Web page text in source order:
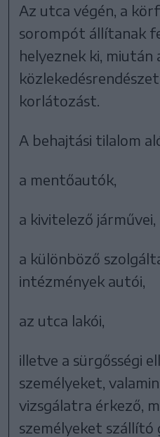
Az utca végén, a
sorompót állítanak
helyeznek ki, miután
korlátozást.
A behajtási tilalom
a mentőautók,
a kivitelező járművei,
a különböző
intézmények autói,
az utca lakói,
illetve a sürgősségi
személyeket,
vizsgálatra érkező,
személyeket szállító